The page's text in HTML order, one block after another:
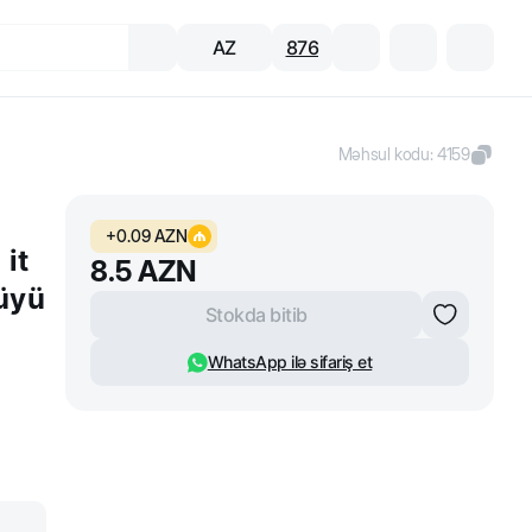
AZ 876
Məhsul kodu:4159
it
+0.09AZN
8.5AZN
Stokda bitib
WhatsApp ilə sifariş et